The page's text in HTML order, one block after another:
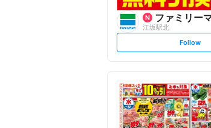
ファミリー
江坂駅北
s
t
l
o
w
Follow